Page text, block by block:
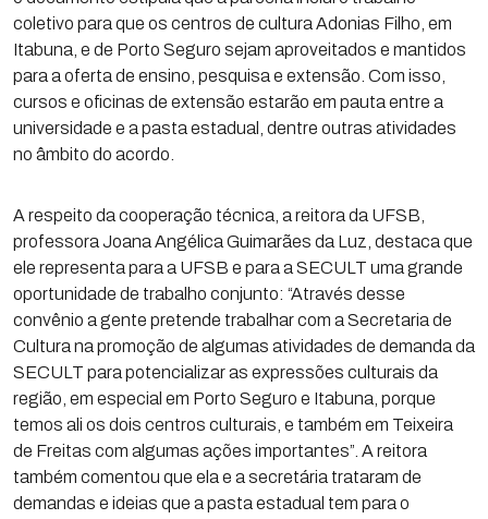
coletivo para que os centros de cultura Adonias Filho, em
Itabuna, e de Porto Seguro sejam aproveitados e mantidos
para a oferta de ensino, pesquisa e extensão. Com isso,
cursos e oficinas de extensão estarão em pauta entre a
universidade e a pasta estadual, dentre outras atividades
no âmbito do acordo.
A respeito da cooperação técnica, a reitora da UFSB,
professora Joana Angélica Guimarães da Luz, destaca que
ele representa para a UFSB e para a SECULT uma grande
oportunidade de trabalho conjunto: “Através desse
convênio a gente pretende trabalhar com a Secretaria de
Cultura na promoção de algumas atividades de demanda da
SECULT para potencializar as expressões culturais da
região, em especial em Porto Seguro e Itabuna, porque
temos ali os dois centros culturais, e também em Teixeira
de Freitas com algumas ações importantes”. A reitora
também comentou que ela e a secretária trataram de
demandas e ideias que a pasta estadual tem para o